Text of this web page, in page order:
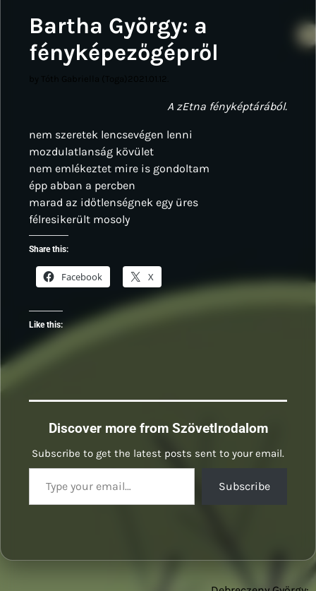
Bartha György: a
fényképezőgépről
A zEtna fényképtárából.
nem szeretek lencsevégen lenni
mozdulatlanság kövület
nem emlékeztet mire is gondoltam
épp abban a percben
marad az időtlenségnek egy üres
félresikerült mosoly
Share this:
Facebook X
Like this:
Discover more from SzövetIrodalom
Subscribe to get the latest posts sent to your email.
Type your email…
Subscribe